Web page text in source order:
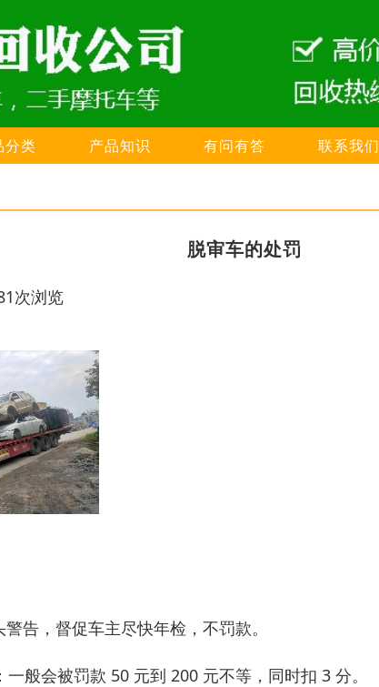
分类 产品知识 有问有答 联系我们
脱审车的处罚
次浏览
告，督促车主尽快年检，不罚款。
般会被罚款 50 元到 200 元不等，同时扣 3 分。